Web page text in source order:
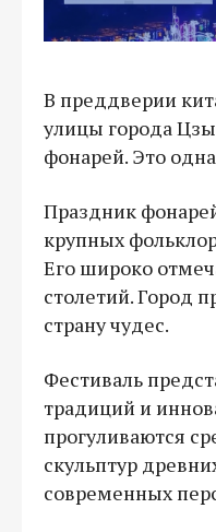
В преддверии
улицы города
фонарей. Это
Праздник
крупных
Его широко
столетий. Город
страну чудес.
Фестиваль
традиций и
прогуливаются
скульптур
современных